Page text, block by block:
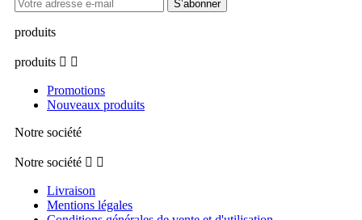
produits
produits  
Promotions
Nouveaux produits
Notre société
Notre société  
Livraison
Mentions légales